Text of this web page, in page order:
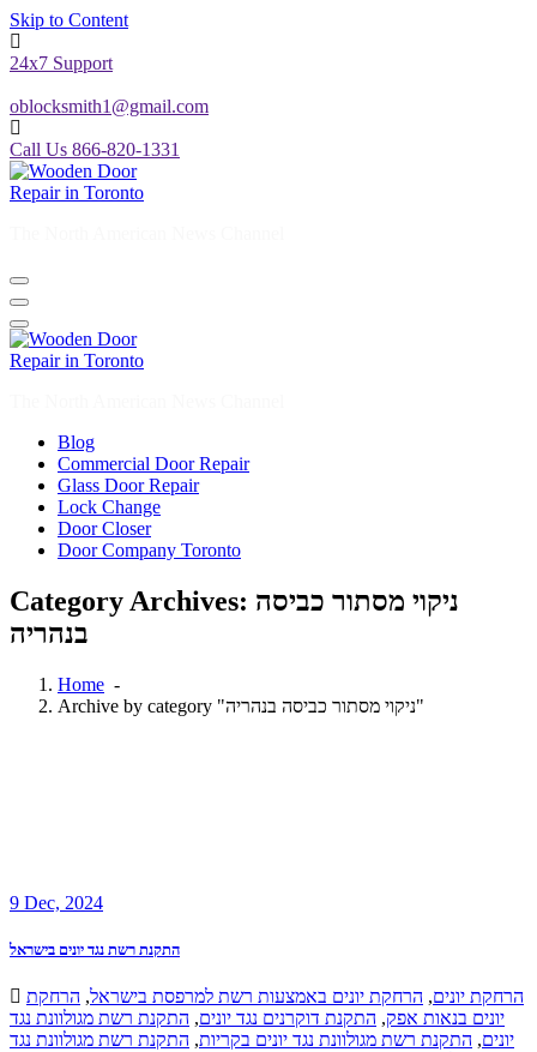
Skip to Content
24x7 Support
oblocksmith1@gmail.com
Call Us 866-820-1331
Blog
Commercial Door Repair
Glass Door Repair
Lock Change
Door Closer
Door Company Toronto
Category Archives: ניקוי מסתור כביסה
בנהריה
Home -
Archive by category "ניקוי מסתור כביסה בנהריה"
9 Dec, 2024
התקנת רשת נגד יונים בישראל
הרחקת יונים, הרחקת יונים באמצעות רשת למרפסת בישראל, הרחקת
יונים בנאות אפק, התקנת דוקרנים נגד יונים, התקנת רשת מגולוונת נגד
יונים, התקנת רשת מגולוונת נגד יונים בקריות, התקנת רשת מגולוונת נגד